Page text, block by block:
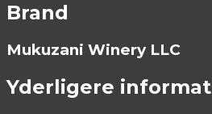
Brand
Mukuzani Winery LLC
Yderligere